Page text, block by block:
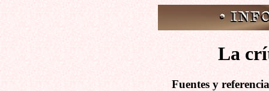
La
Fuentes y